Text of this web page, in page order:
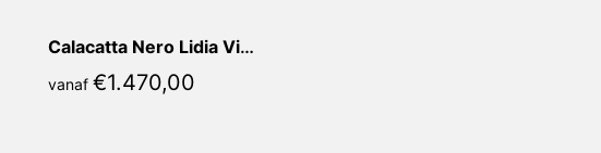
Calacatta Nero Lidia Vierkant
vanaf €1.470,00